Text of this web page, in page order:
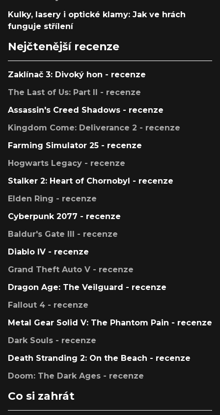
Kulky, lasery i optické klamy: Jak ve hrách
funguje střílení
Nejčtenější recenze
Zaklínač 3: Divoký hon - recenze
The Last of Us: Part II - recenze
Assassin's Creed Shadows - recenze
Kingdom Come: Deliverance 2 - recenze
Farming Simulator 25 - recenze
Hogwarts Legacy - recenze
Stalker 2: Heart of Chornobyl - recenze
Elden Ring - recenze
Cyberpunk 2077 - recenze
Baldur's Gate III - recenze
Diablo IV - recenze
Grand Theft Auto V - recenze
Dragon Age: The Veilguard - recenze
Fallout 4 - recenze
Metal Gear Solid V: The Phantom Pain - recenze
Dark Souls - recenze
Death Stranding 2: On the Beach - recenze
Doom: The Dark Ages - recenze
Co si zahrát